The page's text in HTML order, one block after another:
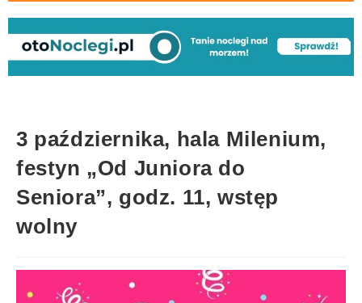
3 października, hala Milenium,
festyn „Od Juniora do
Seniora”, godz. 11, wstęp
wolny